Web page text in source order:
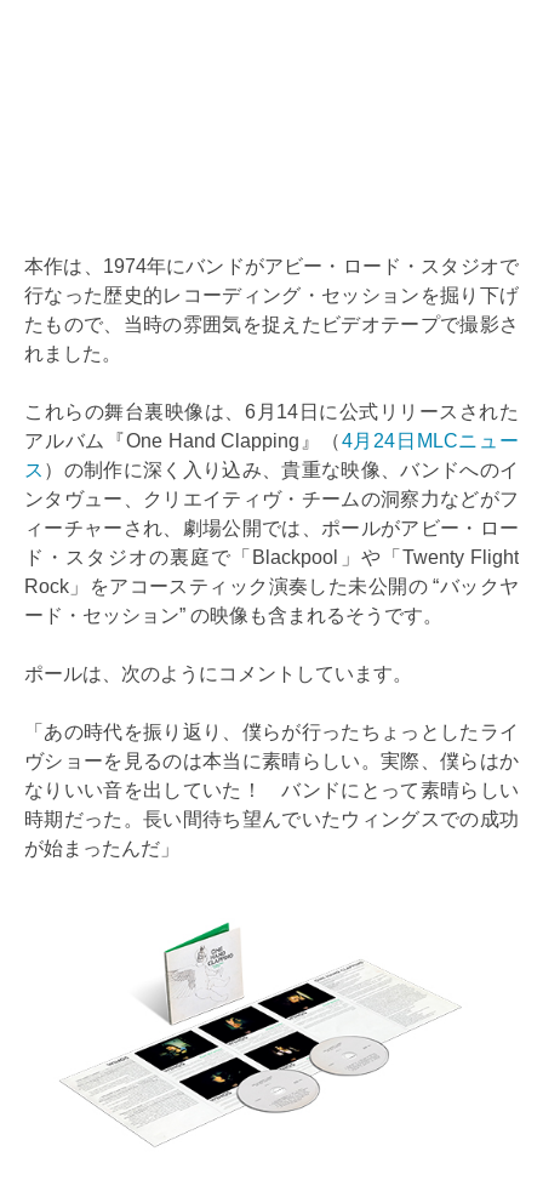
本作は、1974年にバンドがアビー・ロード・スタジオで
行なった歴史的レコーディング・セッションを掘り下げ
たもので、当時の雰囲気を捉えたビデオテープで撮影さ
れました。
これらの舞台裏映像は、6月14日に公式リリースされた
アルバム『One Hand Clapping』（4月24日MLCニュー
ス ）の制作に深く入り込み、貴重な映像、バンドへのイ
ンタヴュー、クリエイティヴ・チームの洞察力などがフ
ィーチャーされ、劇場公開では、ポールがアビー・ロー
ド・スタジオの裏庭で「Blackpool」や「Twenty Flight
Rock」をアコースティック演奏した未公開の “バックヤ
ード・セッション” の映像も含まれるそうです。
ポールは、次のようにコメントしています。
「あの時代を振り返り、僕らが行ったちょっとしたライ
ヴショーを見るのは本当に素晴らしい。実際、僕らはか
なりいい音を出していた！ バンドにとって素晴らしい
時期だった。長い間待ち望んでいたウィングスでの成功
が始まったんだ」